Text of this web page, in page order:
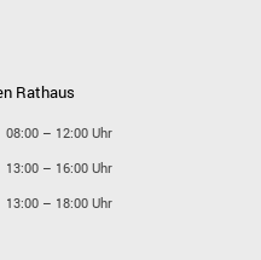
Rathaus
08:00 – 12:00 Uhr
13:00 – 16:00 Uhr
13:00 – 18:00 Uhr